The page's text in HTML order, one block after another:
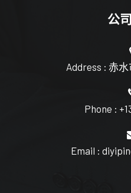
公
Address : 赤
Phone :
Email :